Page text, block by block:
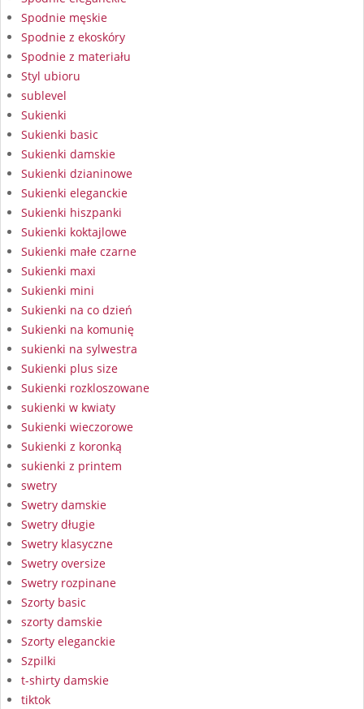
Spodnie męskie
Spodnie z ekoskóry
Spodnie z materiału
Styl ubioru
sublevel
Sukienki
Sukienki basic
Sukienki damskie
Sukienki dzianinowe
Sukienki eleganckie
Sukienki hiszpanki
Sukienki koktajlowe
Sukienki małe czarne
Sukienki maxi
Sukienki mini
Sukienki na co dzień
Sukienki na komunię
sukienki na sylwestra
Sukienki plus size
Sukienki rozkloszowane
sukienki w kwiaty
Sukienki wieczorowe
Sukienki z koronką
sukienki z printem
swetry
Swetry damskie
Swetry długie
Swetry klasyczne
Swetry oversize
Swetry rozpinane
Szorty basic
szorty damskie
Szorty eleganckie
Szpilki
t-shirty damskie
tiktok